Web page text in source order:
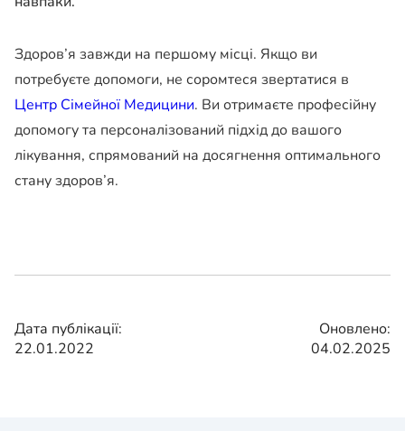
Здоров’я завжди на першому місці. Якщо ви
потребуєте допомоги, не соромтеся звертатися в
Центр Сімейної Медицини. Ви отримаєте професійну
допомогу та персоналізований підхід до вашого
лікування, спрямований на досягнення оптимального
стану здоров’я.
Дата публікації:
22.01.2022
Оновлено:
04.02.2025